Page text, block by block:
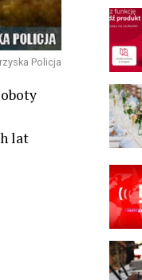
Policja
lat